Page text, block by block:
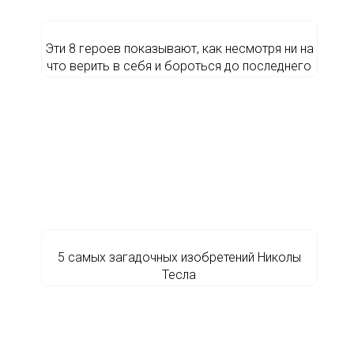
Эти 8 героев показывают, как несмотря ни на
что верить в себя и бороться до последнего
5 самых загадочных изобретений Николы
Тесла